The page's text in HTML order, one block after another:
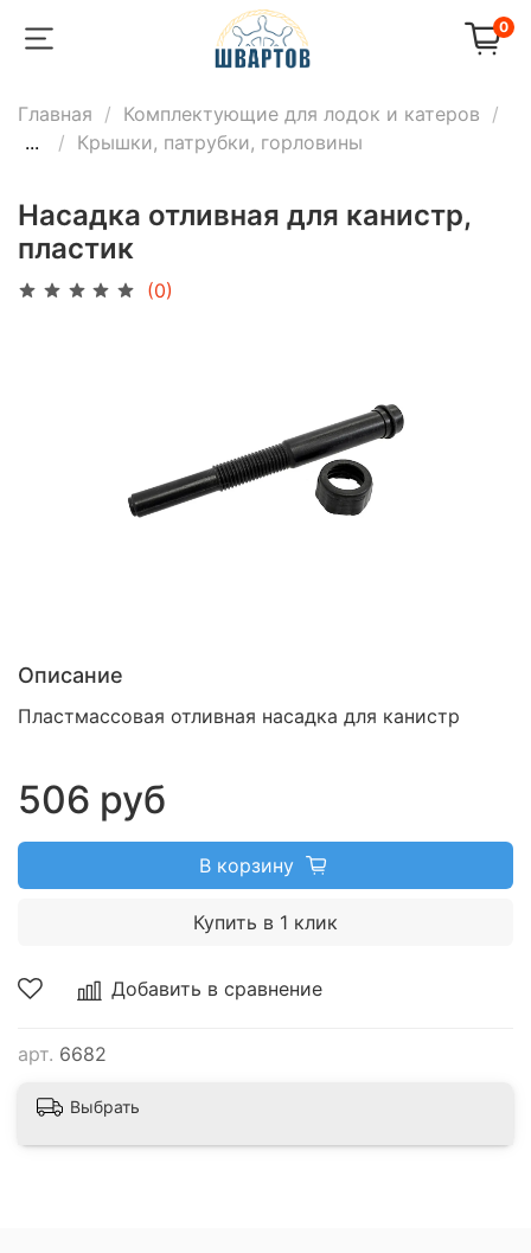
0
Главная
Комплектующие для лодок и катеров
...
Крышки, патрубки, горловины
Насадка отливная для канистр,
пластик
(0)
Добавить в сравнение
арт. 6682
Описание
Пластмассовая отливная насадка для канистр
506 руб
В корзину
Купить в 1 клик
Выбрать